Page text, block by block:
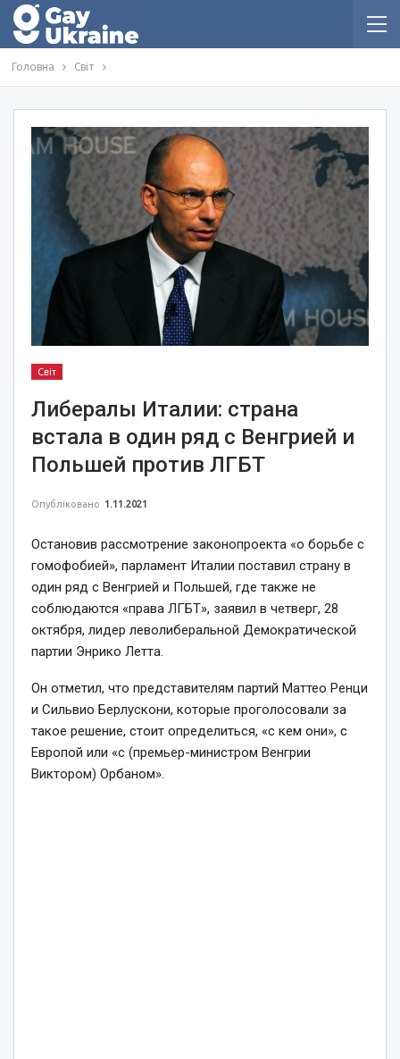
Головна Світ
Світ
Либералы Италии: страна
встала в один ряд с Венгрией и
Польшей против ЛГБТ
Опубліковано 1.11.2021
Остановив рассмотрение законопроекта «о борьбе с
гомофобией», парламент Италии поставил страну в
один ряд с Венгрией и Польшей, где также не
соблюдаются «права ЛГБТ», заявил в четверг, 28
октября, лидер леволиберальной Демократической
партии Энрико Летта.
Он отметил, что представителям партий Маттео Ренци
и Сильвио Берлускони, которые проголосовали за
такое решение, стоит определиться, «с кем они», с
Европой или «с (премьер-министром Венгрии
Виктором) Орбаном».